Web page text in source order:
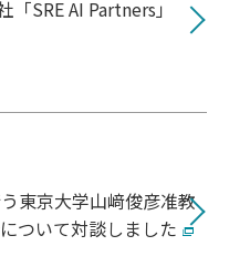
SRE AI Partners」
東京大学山﨑俊彦准教
ついて対談しました